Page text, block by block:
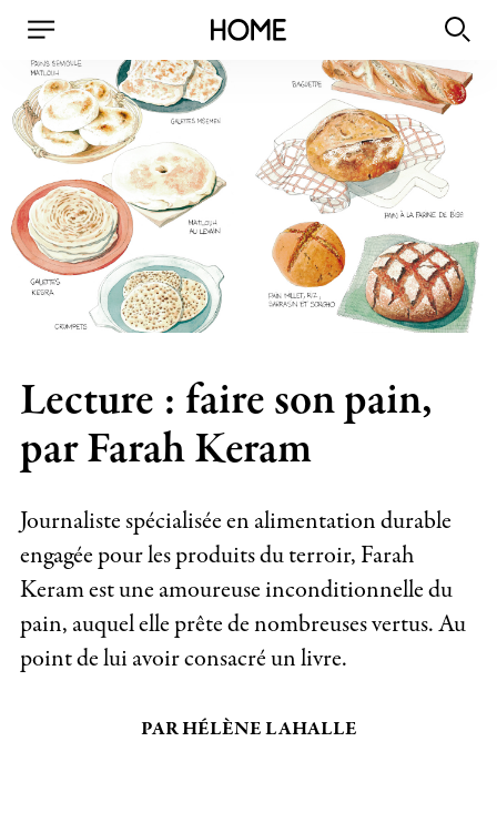
Lecture : faire son pain,
par Farah Keram
Journaliste spécialisée en alimentation durable
engagée pour les produits du terroir, Farah
Keram est une amoureuse inconditionnelle du
pain, auquel elle prête de nombreuses vertus. Au
point de lui avoir consacré un livre.
PAR HÉLÈNE LAHALLE